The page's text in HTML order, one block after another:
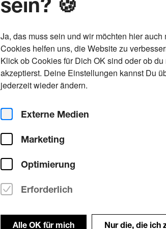
Ja, das muss sein und wir möchten hier
Cookies helfen uns, die Website zu
Klick ob Cookies für Dich OK sind oder ob
akzeptierst. Deine Einstellungen kannst Du
jederzeit wieder ändern.
Externe Medien
Marketing
Optimierung
Erforderlich
Alle OK für mich Nur die, die ich